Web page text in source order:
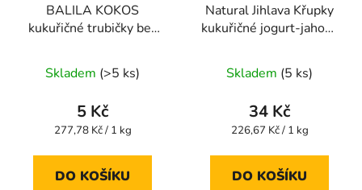
BALILA KOKOS
kukuřičné trubičky bez
hodnocení
produktu
je
z
Skladem (>5 ks)
5 Kč
Měrná
277,78 Kč / 1 kg
DO KOŠÍKU
Natural Jihlava Křupky
kukuřičné jogurt-jahoda
hodnocení
produktu
je
z
Skladem (5 ks)
34 Kč
Měrná
226,67 Kč / 1 kg
DO KOŠÍKU